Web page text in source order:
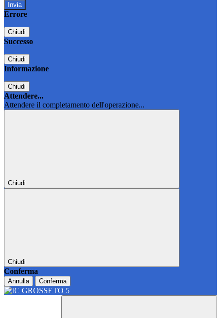
Errore
Chiudi
Successo
Chiudi
Informazione
Chiudi
Attendere...
Attendere il completamento dell'operazione...
Chiudi
Chiudi
Conferma
Annulla Conferma